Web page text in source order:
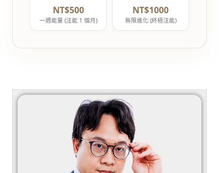
NT$500
一週能量 (注能 1 個月)
NT$1000
無限進化 (終極注能)